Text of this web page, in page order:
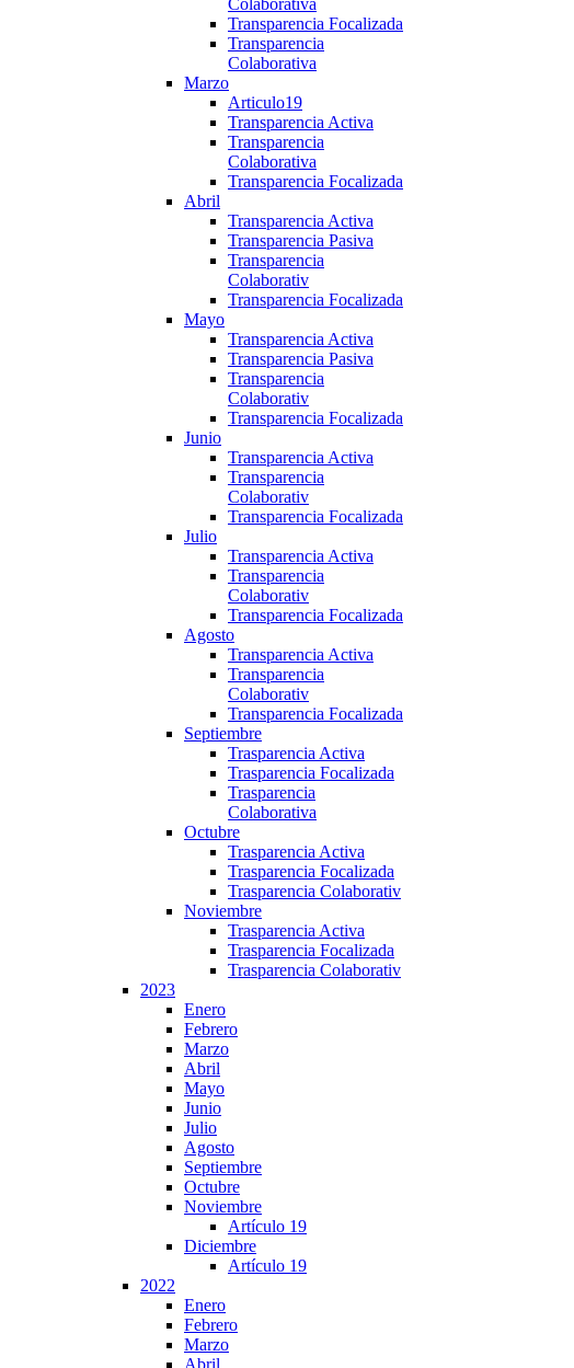
Transparencia Focalizada
Transparencia
Colaborativa
Marzo
Articulo19
Transparencia Activa
Transparencia
Colaborativa
Transparencia Focalizada
Abril
Transparencia Activa
Transparencia Pasiva
Transparencia
Colaborativ
Transparencia Focalizada
Mayo
Transparencia Activa
Transparencia Pasiva
Transparencia
Colaborativ
Transparencia Focalizada
Junio
Transparencia Activa
Transparencia
Colaborativ
Transparencia Focalizada
Julio
Transparencia Activa
Transparencia
Colaborativ
Transparencia Focalizada
Agosto
Transparencia Activa
Transparencia
Colaborativ
Transparencia Focalizada
Septiembre
Trasparencia Activa
Trasparencia Focalizada
Trasparencia
Colaborativa
Octubre
Trasparencia Activa
Trasparencia Focalizada
Trasparencia Colaborativ
Noviembre
Trasparencia Activa
Trasparencia Focalizada
Trasparencia Colaborativ
2023
Enero
Febrero
Marzo
Abril
Mayo
Junio
Julio
Agosto
Septiembre
Octubre
Noviembre
Artículo 19
Diciembre
Artículo 19
2022
Enero
Febrero
Marzo
Abril